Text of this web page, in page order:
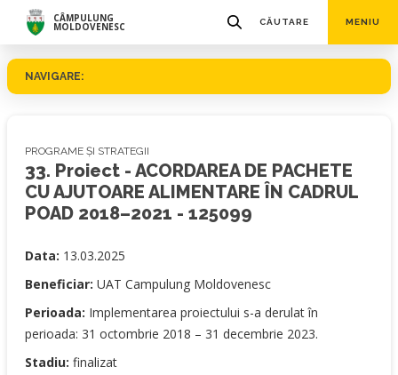
CÂMPULUNG
MOLDOVENESC CĂUTARE MENIU
NAVIGARE:
PROGRAME ȘI STRATEGII
33. Proiect - ACORDAREA DE PACHETE
CU AJUTOARE ALIMENTARE ÎN CADRUL
POAD 2018–2021 - 125099
Data: 13.03.2025
Beneficiar: UAT Campulung Moldovenesc
Perioada: Implementarea proiectului s-a derulat în
perioada: 31 octombrie 2018 – 31 decembrie 2023.
Stadiu: finalizat